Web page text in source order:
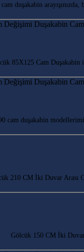
duşakabin
85X125 Cam Duşakabin
cam duşakabin
210 CM İki Duvar Arası
Gölcük 150 CM İki Duvar